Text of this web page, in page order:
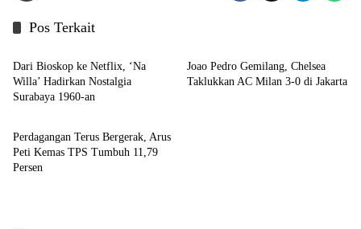
Pos Terkait
Indeks
Dari Bioskop ke Netflix, ‘Na
Willa’ Hadirkan Nostalgia
Surabaya 1960-an
Joao Pedro Gemilang, Chelsea
Taklukkan AC Milan 3-0 di Jakarta
Indeks
Perdagangan Terus Bergerak, Arus
Peti Kemas TPS Tumbuh 11,79
Persen